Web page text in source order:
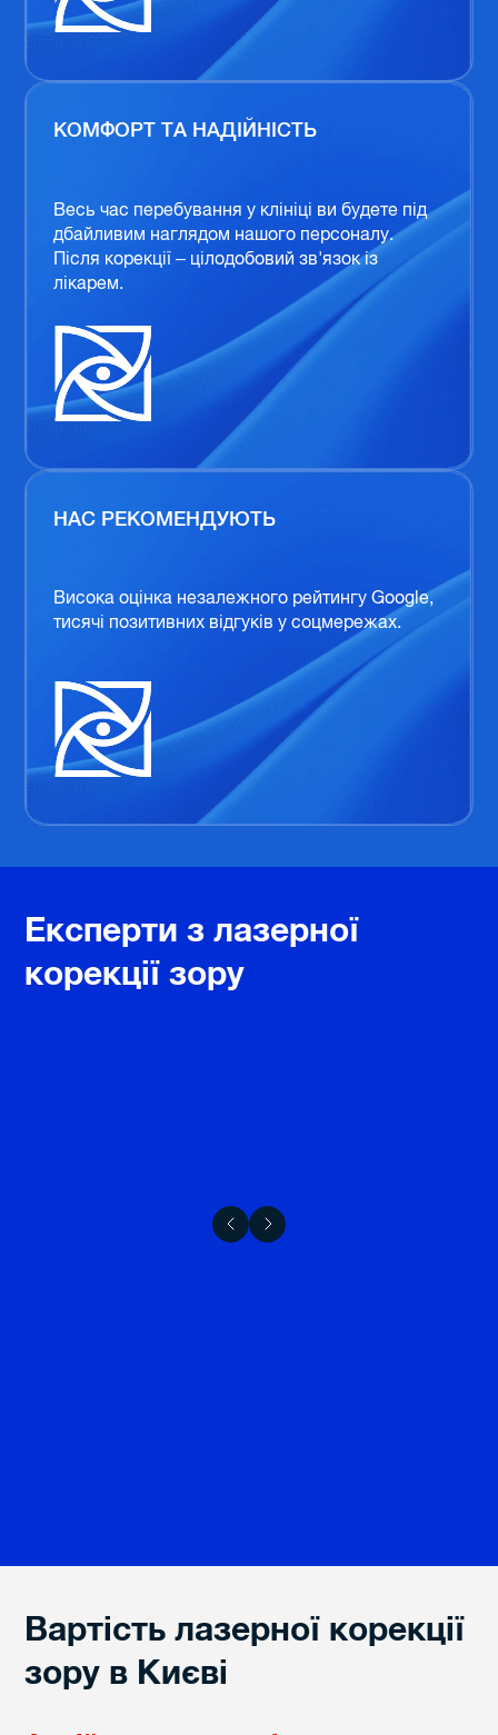
КОМФОРТ ТА НАДІЙНІСТЬ
Весь час перебування у клініці ви будете під
дбайливим наглядом нашого персоналу.
Після корекції – цілодобовий зв'язок із
лікарем.
НАС РЕКОМЕНДУЮТЬ
Висока оцінка незалежного рейтингу Google,
тисячі позитивних відгуків у соцмережах.
Експерти з лазерної
корекції зору
Вартість лазерної корекції
зору в Києві